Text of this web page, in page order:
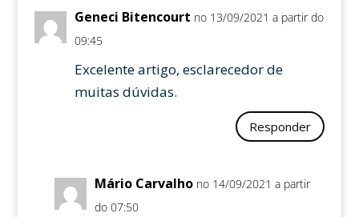
Geneci Bitencourt no 13/09/2021 a partir do
09:45
Excelente artigo, esclarecedor de
muitas dúvidas.
Responder
Mário Carvalho no 14/09/2021 a partir
do 07:50